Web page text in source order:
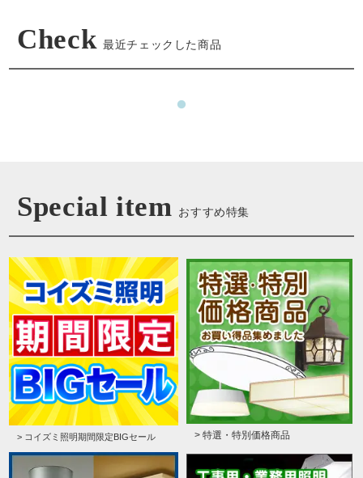
Check 最近チェックした商品
Special item おすすめ特集
> コイズミ照明期間限定BIGセール > 特選・特別価格商品